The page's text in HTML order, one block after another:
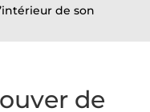
de son
de